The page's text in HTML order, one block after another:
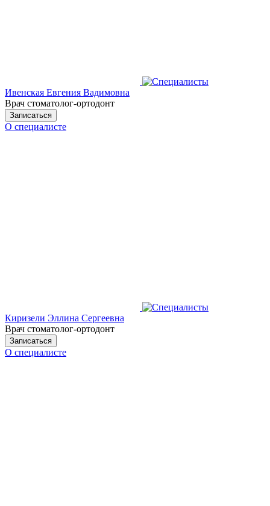
Ивенская Евгения Вадимовна
Врач стоматолог-ортодонт
Записаться
О специалисте
Киризели Эллина Сергеевна
Врач стоматолог-ортодонт
Записаться
О специалисте